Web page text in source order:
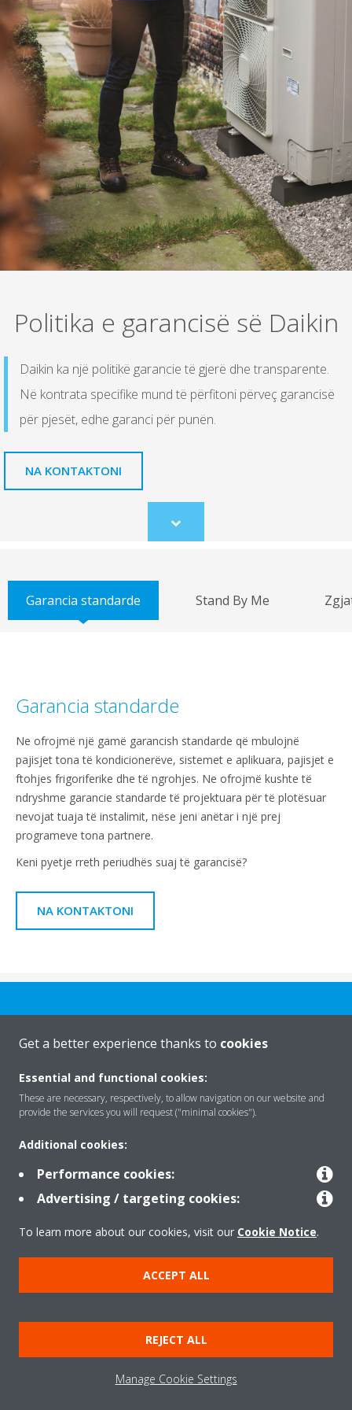
Politika e garancisë së Daikin
Daikin ka një politikë garancie të gjerë dhe transparente.
Në kontrata specifike mund të përfitoni përveç garancisë
për pjesët, edhe garanci për punën.
NA KONTAKTONI
Scroll
to
Garancia standarde Stand By Me
Garancia standarde
Ne ofrojmë një gamë garancish standarde që mbulojnë
pajisjet tona të kondicionerëve, sistemet e aplikuara, pajisjet e
ftohjes frigoriferike dhe të ngrohjes. Ne ofrojmë kushte të
ndryshme garancie standarde të projektuara për të plotësuar
nevojat tuaja të instalimit, nëse jeni anëtar i një prej
programeve tona partnere.
Keni pyetje rreth periudhës suaj të garancisë?
NA KONTAKTONI
Rreth nesh
Zgjidhje
Kontakti
Produktet
Njoftim ligjor
Njoftim për kukit
Politika e privatësisë së të dhënave
Etika Korporative
Get a better experience thanks to cookies
Essential and functional cookies:
These are necessary, respectively, to allow navigation on our website and
provide the services you will request ("minimal cookies").
Additional cookies:
Performance cookies:
Advertising / targeting cookies:
To learn more about our cookies, visit our Cookie Notice.
ACCEPT ALL
REJECT ALL
Manage Cookie Settings